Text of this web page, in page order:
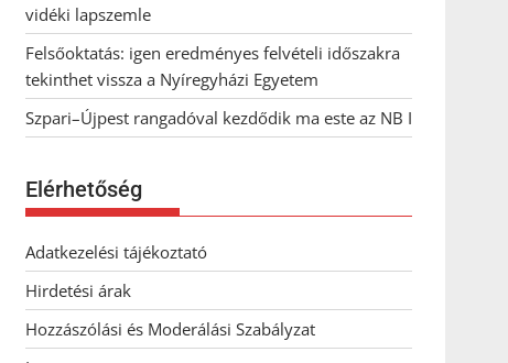
vidéki lapszemle
Felsőoktatás: igen eredményes felvételi időszakra
tekinthet vissza a Nyíregyházi Egyetem
Szpari–Újpest rangadóval kezdődik ma este az NB I
Elérhetőség
Adatkezelési tájékoztató
Hirdetési árak
Hozzászólási és Moderálási Szabályzat